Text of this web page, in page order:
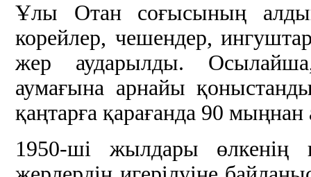
Ұлы Отан соғысының
корейлер, чешендер,
жер аударылды.
аумағына арнайы
қаңтарға қарағанда 90 мыңнан
1950-ші жылдары өлкенің